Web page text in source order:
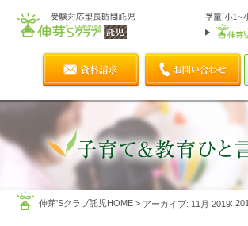
伸芽'Sクラブ託児HOME> アーカイブ: 11月 2019: